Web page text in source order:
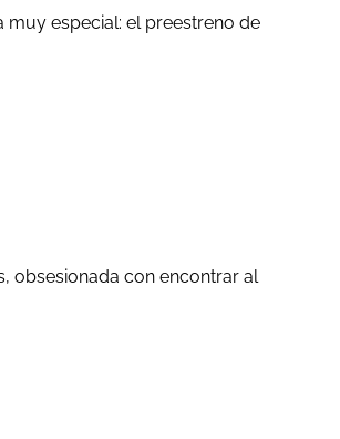
especial: el preestreno de
obsesionada con encontrar al